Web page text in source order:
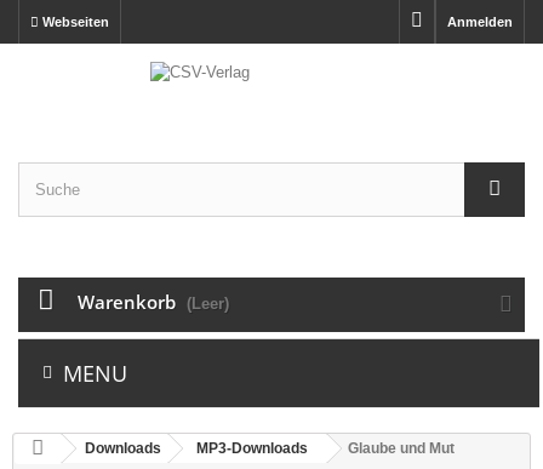
Anmelden
Webseiten
Warenkorb (Leer)
MENU
Downloads MP3-Downloads
Glaube und Mut